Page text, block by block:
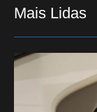
Mais Lidas